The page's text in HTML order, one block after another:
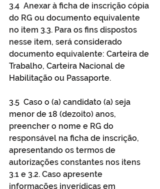
3.4  Anexar à ficha de inscrição cópia
do RG ou documento equivalente
no item 3.3. Para os fins dispostos
nesse item, será considerado
documento equivalente: Carteira de
Trabalho, Carteira Nacional de
Habilitação ou Passaporte.
3.5  Caso o (a) candidato (a) seja
menor de 18 (dezoito) anos,
preencher o nome e RG do
responsável na ficha de inscrição,
apresentando os termos de
autorizações constantes nos itens
3.1 e 3.2. Caso apresente
informações inverídicas em